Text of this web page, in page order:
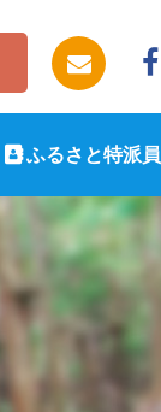
ふるさと特派員